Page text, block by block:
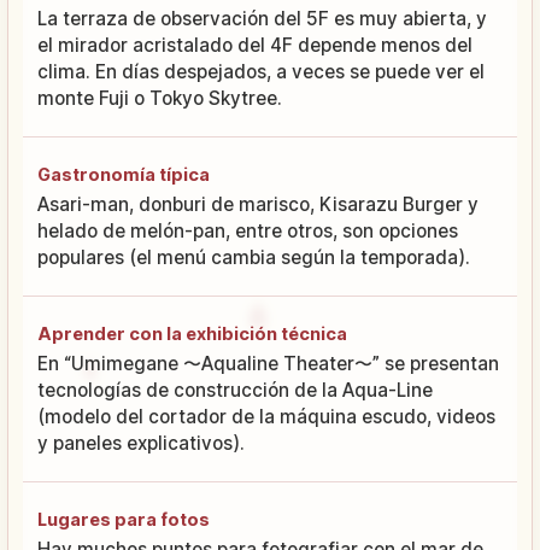
La terraza de observación del 5F es muy abierta, y
el mirador acristalado del 4F depende menos del
clima. En días despejados, a veces se puede ver el
monte Fuji o Tokyo Skytree.
Gastronomía típica
Asari-man, donburi de marisco, Kisarazu Burger y
helado de melón-pan, entre otros, son opciones
populares (el menú cambia según la temporada).
Aprender con la exhibición técnica
En “Umimegane 〜Aqualine Theater〜” se presentan
tecnologías de construcción de la Aqua-Line
(modelo del cortador de la máquina escudo, videos
y paneles explicativos).
Lugares para fotos